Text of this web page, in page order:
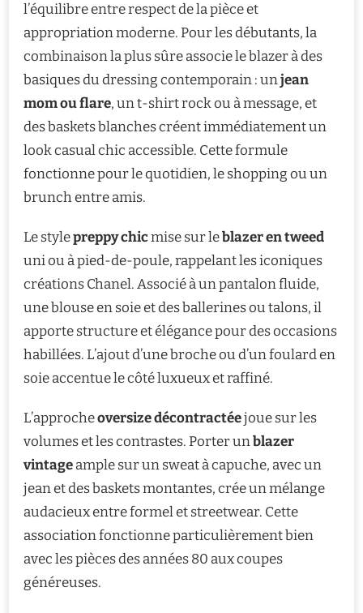
l’équilibre entre respect de la pièce et
appropriation moderne. Pour les débutants, la
combinaison la plus sûre associe le blazer à des
basiques du dressing contemporain : unjean
mom ou flare, un t-shirt rock ou à message, et
des baskets blanches créent immédiatement un
look casual chic accessible. Cette formule
fonctionne pour le quotidien, le shopping ou un
brunch entre amis.
Le stylepreppy chicmise sur leblazer en tweed
uni ou à pied-de-poule, rappelant les iconiques
créations Chanel. Associé à un pantalon fluide,
une blouse en soie et des ballerines ou talons, il
apporte structure et élégance pour des occasions
habillées. L’ajout d’une broche ou d’un foulard en
soie accentue le côté luxueux et raffiné.
L’approcheoversize décontractéejoue sur les
volumes et les contrastes. Porter unblazer
vintageample sur un sweat à capuche, avec un
jean et des baskets montantes, crée un mélange
audacieux entre formel et streetwear. Cette
association fonctionne particulièrement bien
avec les pièces des années 80 aux coupes
généreuses.